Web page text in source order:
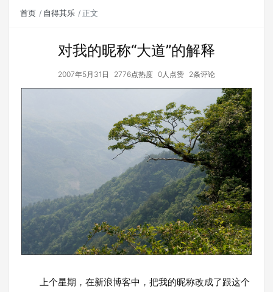
首页 自得其乐 正文
对我的昵称“大道”的解释
2007年5月31日 2776点热度 0人点赞 2条评论
上个星期，在新浪博客中，把我的昵称改成了跟这个